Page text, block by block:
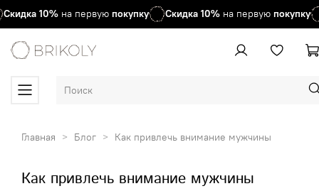
10%на первуюпокупку Скидка10%на первуюпокупку
Главная Блог Как привлечь внимание мужчины
Как привлечь внимание мужчины